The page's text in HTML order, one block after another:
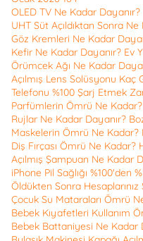
OLED TV Ne Kadar
UHT Süt Açıldıktan Sonra
Göz Kremleri Ne Kadar
Kefir Ne Kadar Dayanır? Ev
Örümcek Ağı Ne Kadar
Açılmış Lens Solüsyonu Kaç
Telefonu %100 Şarj Etmek
Parfümlerin Ömrü Ne
Rujlar Ne Kadar Dayanır?
Maskelerin Ömrü Ne Kadar?
Diş Fırçası Ömrü Ne Kadar?
Açılmış Şampuan Ne Kadar
iPhone Pil Sağlığı %100'den
Öldükten Sonra
Çocuk Su Mataraları Ömrü
Bebek Kıyafetleri Kullanım
Bebek Battaniyesi Ne Kadar